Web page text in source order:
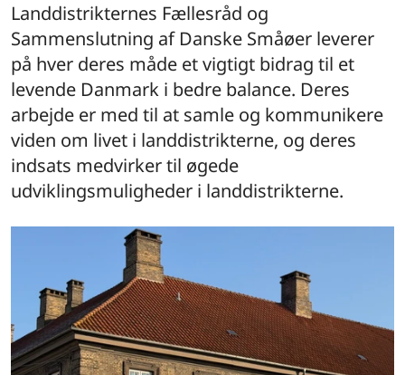
Landdistrikternes Fællesråd og
Sammenslutning af Danske Småøer leverer
på hver deres måde et vigtigt bidrag til et
levende Danmark i bedre balance. Deres
arbejde er med til at samle og kommunikere
viden om livet i landdistrikterne, og deres
indsats medvirker til øgede
udviklingsmuligheder i landdistrikterne.